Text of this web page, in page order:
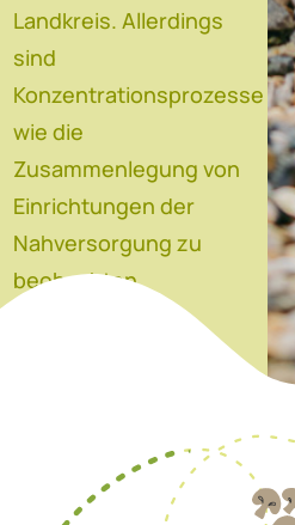
Landkreis. Allerdings
sind
Konzentrationsprozesse
wie die
Zusammenlegung von
Einrichtungen der
Nahversorgung zu
beobachten.